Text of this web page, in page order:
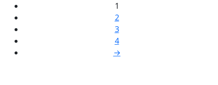
1
2
3
4
→